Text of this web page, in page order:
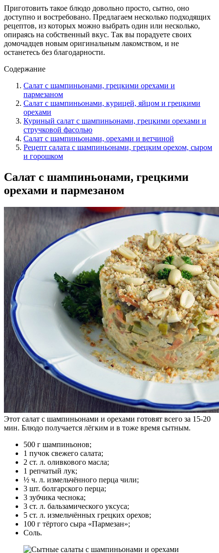
Приготовить такое блюдо довольно просто, сытно, оно
доступно и востребовано. Предлагаем несколько подходящих
рецептов, из которых можно выбрать один или несколько,
опираясь на собственный вкус. Так вы порадуете своих
домочадцев новым оригинальным лакомством, и не
останетесь без благодарности.
Содержание
Салат с шампиньонами, грецкими орехами и
пармезаном
Салат с шампиньонами, курицей, яйцом и грецкими
орехами
Куриный салат с шампиньонами, грецкими орехами и
стручковой фасолью
Салат с шампиньонами, орехами и ветчиной
Рецепт салата с шампиньонами, грецким орехом, сыром
и горошком
Салат с шампиньонами, грецкими
орехами и пармезаном
Этот салат с шампиньонами и орехами готовят всего за 15-20
мин. Блюдо получается лёгким и в тоже время сытным.
500 г шампиньонов;
1 пучок свежего салата;
2 ст. л. оливкового масла;
1 репчатый лук;
½ ч. л. измельчённого перца чили;
3 шт. болгарского перца;
3 зубчика чеснока;
3 ст. л. бальзамического уксуса;
5 ст. л. измельчённых грецких орехов;
100 г тёртого сыра «Пармезан»;
Соль.